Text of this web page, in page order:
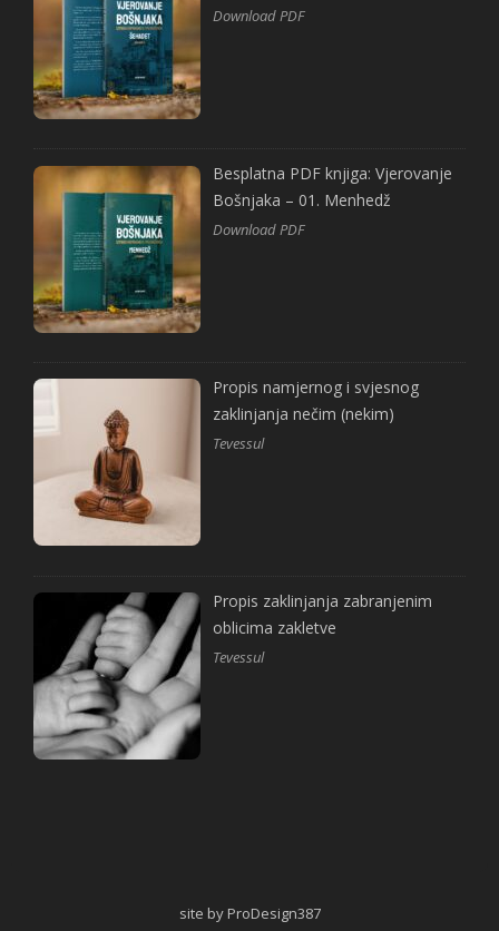
Download PDF
Besplatna PDF knjiga: Vjerovanje
Bošnjaka – 01. Menhedž
Download PDF
Propis namjernog i svjesnog
zaklinjanja nečim (nekim)
Tevessul
Propis zaklinjanja zabranjenim
oblicima zakletve
Tevessul
site by ProDesign387